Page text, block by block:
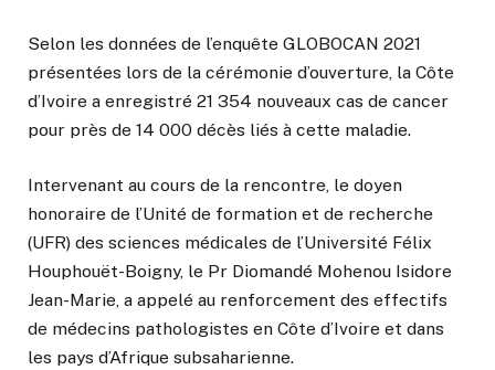
Selon les données de l’enquête GLOBOCAN 2021
présentées lors de la cérémonie d’ouverture, la Côte
d’Ivoire a enregistré 21 354 nouveaux cas de cancer
pour près de 14 000 décès liés à cette maladie.
Intervenant au cours de la rencontre, le doyen
honoraire de l’Unité de formation et de recherche
(UFR) des sciences médicales de l’Université Félix
Houphouët-Boigny, le Pr Diomandé Mohenou Isidore
Jean-Marie, a appelé au renforcement des effectifs
de médecins pathologistes en Côte d’Ivoire et dans
les pays d’Afrique subsaharienne.